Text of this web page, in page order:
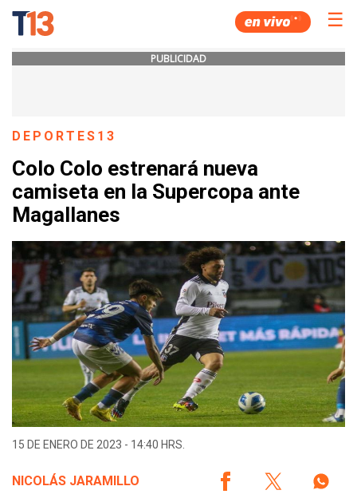
☰
PUBLICIDAD
DEPORTES13
Colo Colo estrenará nueva
camiseta en la Supercopa ante
Magallanes
15 DE ENERO DE 2023 - 14:40 HRS.
NICOLÁS JARAMILLO